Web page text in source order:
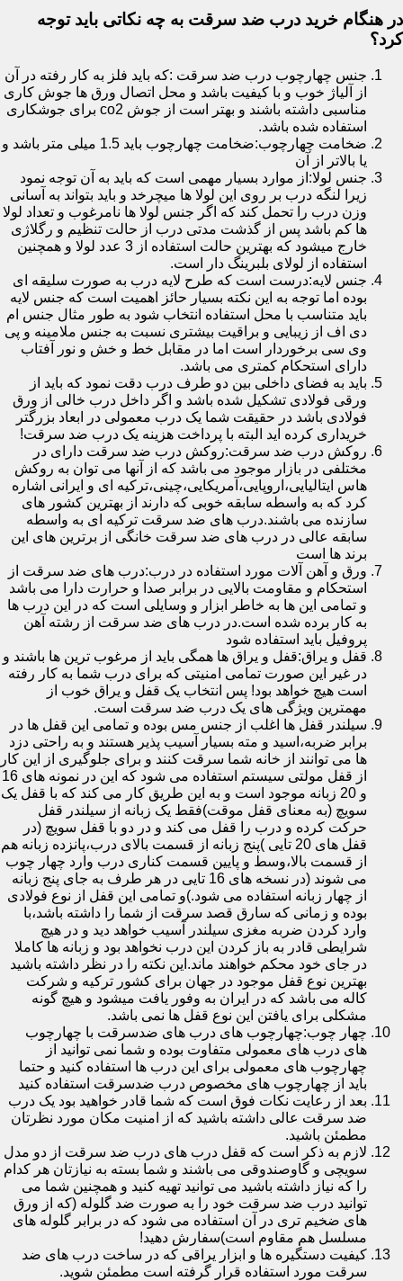
در هنگام خرید درب ضد سرقت به چه نکاتی باید توجه
کرد؟
جنس چهارچوب درب ضد سرقت :که باید فلز به کار رفته در آن
از آلیاژ خوب و با کیفیت باشد و محل اتصال ورق ها جوش کاری
مناسبی داشته باشند و بهتر است از جوش co2 برای جوشکاری
استفاده شده باشد.
ضخامت چهارچوب:ضخامت چهارچوب باید 1.5 میلی متر باشد و
یا بالاتر از آن
جنس لولا:از موارد بسیار مهمی است که باید به آن توجه نمود
زیرا لنگه درب بر روی این لولا ها میچرخد و باید بتواند به آسانی
وزن درب را تحمل کند که اگر جنس لولا ها نامرغوب و تعداد لولا
ها کم باشد پس از گذشت مدتی درب از حالت تنظیم و رگلاژی
خارج میشود که بهترین حالت استفاده از 3 عدد لولا و همچنین
استفاده از لولای بلبرینگ دار است.
جنس لایه:درست است که طرح لایه درب به صورت سلیقه ای
بوده اما توجه به این نکته بسیار حائز اهمیت است که جنس لایه
باید متناسب با محل استفاده انتخاب شود به طور مثال جنس ام
دی اف از زیبایی و براقیت بیشتری نسبت به جنس ملامینه و پی
وی سی برخوردار است اما در مقابل خط و خش و نور آفتاب
دارای استحکام کمتری می باشد.
باید به فضای داخلی بین دو طرف درب دقت نمود که باید از
ورقی فولادی تشکیل شده باشد و اگر داخل درب خالی از ورق
فولادی باشد در حقیقت شما یک درب معمولی در ابعاد بزرگتر
خریداری کرده اید البته با پرداخت هزینه یک درب ضد سرقت!
روکش درب ضد سرقت:روکش درب ضد سرقت دارای در
مختلفی در بازار موجود می باشد که از آنها می توان به روکش
هاس ایتالیایی،اروپایی،آمریکایی،چینی،ترکیه ای و ایرانی اشاره
کرد که به واسطه سابقه خوبی که دارند از بهترین کشور های
سازنده می باشند.درب های ضد سرقت ترکیه ای به واسطه
سابقه عالی در درب های ضد سرقت خانگی از برترین های این
برند ها است
ورق و آهن آلات مورد استفاده در درب:درب های ضد سرقت از
استحکام و مقاومت بالایی در برابر صدا و حرارت دارا می باشد
و تمامی این ها به خاطر ابزار و وسایلی است که در این درب ها
به کار برده شده است.در درب های ضد سرقت از رشته آهن
پروفیل باید استفاده شود
قفل و یراق:قفل و یراق ها همگی باید از مرغوب ترین ها باشند و
در غیر این صورت تمامی امنیتی که برای درب شما به کار رفته
است هیچ خواهد بود! پس انتخاب یک قفل و یراق خوب از
مهمترین ویژگی های یک درب ضد سرقت است.
سیلندر قفل ها اغلب از جنس مس بوده و تمامی این قفل ها در
برابر ضربه،اسید و مته بسیار آسیب پذیر هستند و به راحتی دزد
ها می توانند از خانه شما سرقت کنند و برای جلوگیری از این کار
از قفل مولتی سیستم استفاده می شود که این در نمونه های 16
و 20 زبانه موجود است و به این طریق کار می کند که با قفل یک
سویچ (به معنای قفل موقت)فقط یک زبانه از سیلندر قفل
حرکت کرده و درب را قفل می کند و در دو با قفل سویچ (در
قفل های 20 تایی )پنج زبانه از قسمت بالای درب،پانزده زبانه هم
از قسمت بالا،وسط و پایین قسمت کناری درب وارد چهار چوب
می شوند (در نسخه های 16 تایی در هر طرف به جای پنج زبانه
از چهار زبانه استفاده می شود.)و تمامی این قفل از نوع فولادی
بوده و زمانی که سارق قصد سرقت از شما را داشته باشد،با
وارد کردن ضربه مغزی سیلندر آسیب خواهد دید و در هیچ
شرایطی قادر به باز کردن این درب نخواهد بود و زبانه ها کاملا
در جای خود محکم خواهند ماند.این نکته را در نظر داشته باشید
بهترین نوع قفل موجود در جهان برای کشور ترکیه و شرکت
کاله می باشد که در ایران به وفور یافت میشود و هیچ گونه
مشکلی برای یافتن این نوع قفل ها نمی باشد.
چهار چوب:چهارچوب های درب های ضدسرقت با چهارچوب
های درب های معمولی متفاوت بوده و شما نمی توانید از
چهارچوب های معمولی برای این درب ها استفاده کنید و حتما
باید از چهارچوب های مخصوص درب ضدسرقت استفاده کنید
بعد از رعایت نکات فوق است که شما قادر خواهید بود یک درب
ضد سرقت عالی داشته باشید که از امنیت مکان مورد نظرتان
مطمئن باشید.
لازم به ذکر است که قفل درب های درب ضد سرقت از دو مدل
سویچی و گاوصندوقی می باشند و شما بسته به نیازتان هر کدام
را که نیاز داشته باشید می توانید تهیه کنید و همچنین شما می
توانید درب ضد سرقت خود را به صورت ضد گلوله (که از ورق
های ضخیم تری در آن استفاده می شود که در برابر گلوله های
مسلسل هم مقاوم است)سفارش دهید!
کیفیت دستگیره ها و ابزار یراقی که در ساخت درب های ضد
سرقت مورد استفاده قرار گرفته است مطمئن شوید.